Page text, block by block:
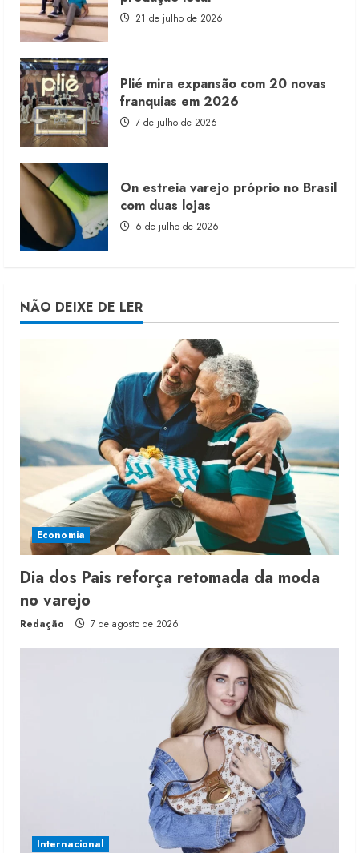
21 de julho de 2026
Plié mira expansão com 20 novas
franquias em 2026
7 de julho de 2026
On estreia varejo próprio no Brasil
com duas lojas
6 de julho de 2026
NÃO DEIXE DE LER
Economia
Dia dos Pais reforça retomada da moda
no varejo
Redação 7 de agosto de 2026
Internacional